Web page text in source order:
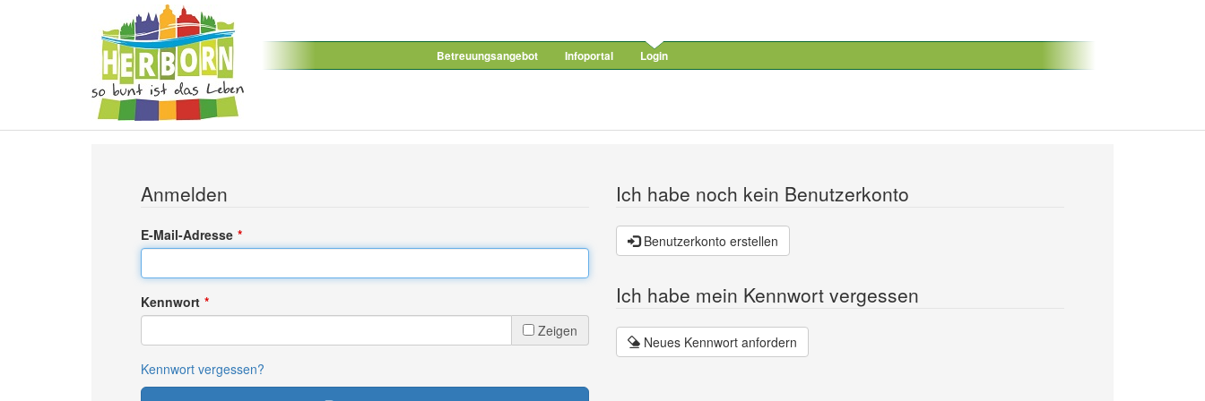
Betreuungsangebot Infoportal Login
Anmelden
E-Mail-Adresse
Kennwort
Zeigen
Kennwort vergessen?
Ich habe noch kein Benutzerkonto
Benutzerkonto erstellen
Ich habe mein Kennwort vergessen
Neues Kennwort anfordern